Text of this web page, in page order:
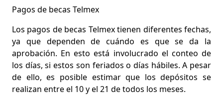
Pagos de becas Telmex
Los pagos de becas Telmex tienen diferentes fechas,
ya que dependen de cuándo es que se da la
aprobación. En esto está involucrado el conteo de
los días, si estos son feriados o días hábiles. A pesar
de ello, es posible estimar que los depósitos se
realizan entre el 10 y el 21 de todos los meses.